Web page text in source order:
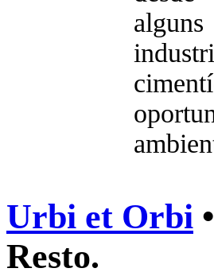
Urbi et Orbi
Resto.